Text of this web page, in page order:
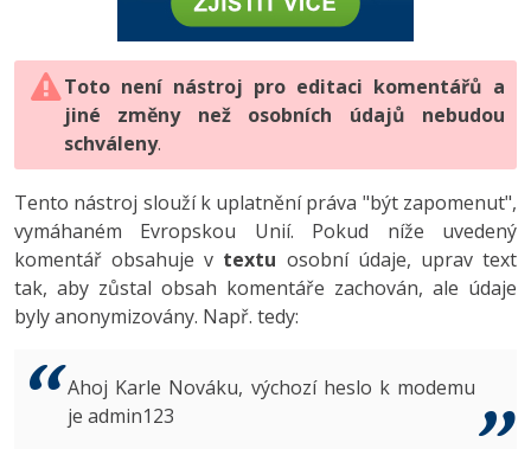
HTML5, CSS3, Bootstrap, SEO
SQL a databáze
Testování a verzování
UML a návrhové vzory
React
Spring
ASP.NET MVC
PHP
JavaScript
Python
HTML / CSS
UML a návrhové vzory
MySQL/MariaDB
MS-SQL
Vývojář mobilních aplikací
C# Game developer
Tester
Systémový administrátor
3D grafik
-80%
JavaScript -80%
PHP -80%
Swift -80%
Kotlin -80%
VB.NET
Digitální gramotnost
Marketing
WordPress
SEO
UX
Business
Copywriting
Photoshop -80%
Adobe Illustrator -80%
Adobe Lightroom
Adobe XD
Adobe InDesign -25%
Adobe After Effects
Inkscape
Toto není nástroj pro editaci komentářů a
jiné změny než osobních údajů nebudou
schváleny.
Tento nástroj slouží k uplatnění práva "být zapomenut",
vymáhaném Evropskou Unií. Pokud níže uvedený
komentář obsahuje v textu osobní údaje, uprav text
tak, aby zůstal obsah komentáře zachován, ale údaje
byly anonymizovány. Např. tedy:
Ahoj Karle Nováku, výchozí heslo k modemu
je admin123